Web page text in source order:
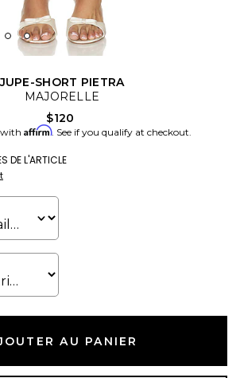
JUPE-SHORT PIETRA
MAJORELLE
$120
Affirm. See if you qualify at checkout.
DE L'ARTICLE
AU PANIER